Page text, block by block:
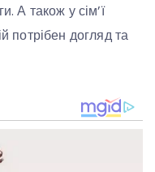
А також у сім’ї
потрібен догляд та